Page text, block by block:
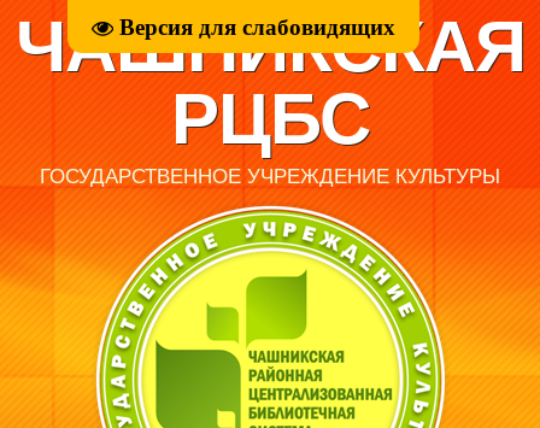
Версия для слабовидящих
ЧАШНИКСКАЯ
РЦБС
ГОСУДАРСТВЕННОЕ УЧРЕЖДЕНИЕ КУЛЬТУРЫ